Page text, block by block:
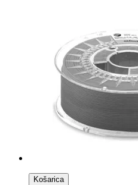
Košarica